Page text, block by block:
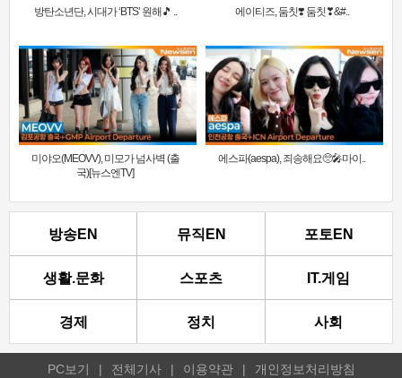
방탄소년단, 시대가 ‘BTS’ 원해🎵 .. 에이티즈, 둠칫❣️ 둠칫❣&#..
미야오(MEOVV), 미모가 넘사벽 (출
국)[뉴스엔TV]
에스파(aespa), 죄송해요🥺🎤마이..
방송EN 뮤직EN 포토EN
생활.문화 스포츠 IT.게임
경제 정치 사회
PC보기 | 전체기사 | 이용약관 | 개인정보처리방침